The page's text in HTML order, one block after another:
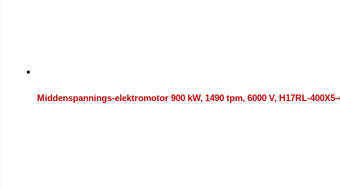
Middenspannings-elektromotor 900 kW, 1490 tpm, 6000 V, H17RL-400X5-